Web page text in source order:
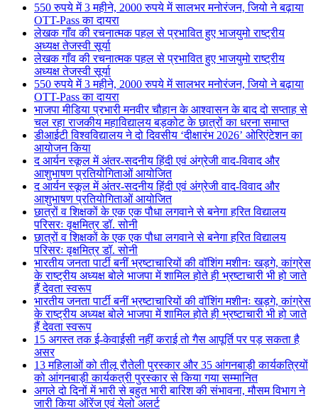
550 रुपये में 3 महीने, 2000 रुपये में सालभर मनोरंजन, जियो ने बढ़ाया
OTT-Pass का दायरा
लेखक गाँव की रचनात्मक पहल से प्रभावित हुए भाजयुमो राष्ट्रीय
अध्यक्ष तेजस्वी सूर्या
लेखक गाँव की रचनात्मक पहल से प्रभावित हुए भाजयुमो राष्ट्रीय
अध्यक्ष तेजस्वी सूर्या
550 रुपये में 3 महीने, 2000 रुपये में सालभर मनोरंजन, जियो ने बढ़ाया
OTT-Pass का दायरा
भाजपा मीडिया प्रभारी मनवीर चौहान के आश्वासन के बाद दो सप्ताह से
चल रहा राजकीय महाविद्यालय बड़कोट के छात्रों का धरना समाप्त
डीआईटी विश्वविद्यालय ने दो दिवसीय ‘दीक्षारंभ 2026’ ओरिएंटेशन का
आयोजन किया
द आर्यन स्कूल में अंतर-सदनीय हिंदी एवं अंग्रेजी वाद-विवाद और
आशुभाषण प्रतियोगिताओं आयोजित
द आर्यन स्कूल में अंतर-सदनीय हिंदी एवं अंग्रेजी वाद-विवाद और
आशुभाषण प्रतियोगिताओं आयोजित
छात्रों व शिक्षकों के एक एक पौधा लगवाने से बनेगा हरित विद्यालय
परिसरः वृक्षमित्र डॉ. सोनी
छात्रों व शिक्षकों के एक एक पौधा लगवाने से बनेगा हरित विद्यालय
परिसरः वृक्षमित्र डॉ. सोनी
भारतीय जनता पार्टी बनीं भ्रष्टाचारियों की वॉशिंग मशीनः खड़गे, कांग्रेस
के राष्ट्रीय अध्यक्ष बोले भाजपा में शामिल होते ही भ्रष्टाचारी भी हो जाते
हैं देवता स्वरूप
भारतीय जनता पार्टी बनीं भ्रष्टाचारियों की वॉशिंग मशीनः खड़गे, कांग्रेस
के राष्ट्रीय अध्यक्ष बोले भाजपा में शामिल होते ही भ्रष्टाचारी भी हो जाते
हैं देवता स्वरूप
15 अगस्त तक ई-केवाईसी नहीं कराई तो गैस आपूर्ति पर पड़ सकता है
असर
13 महिलाओं को तीलू रौतेली पुरस्कार और 35 आंगनबाड़ी कार्यकत्रियों
को आंगनबाड़ी कार्यकत्री पुरस्कार से किया गया सम्मानित
अगले दो दिनों में भारी से बहुत भारी बारिश की संभावना, मौसम विभाग ने
जारी किया ऑरेंज एवं येलो अलर्ट